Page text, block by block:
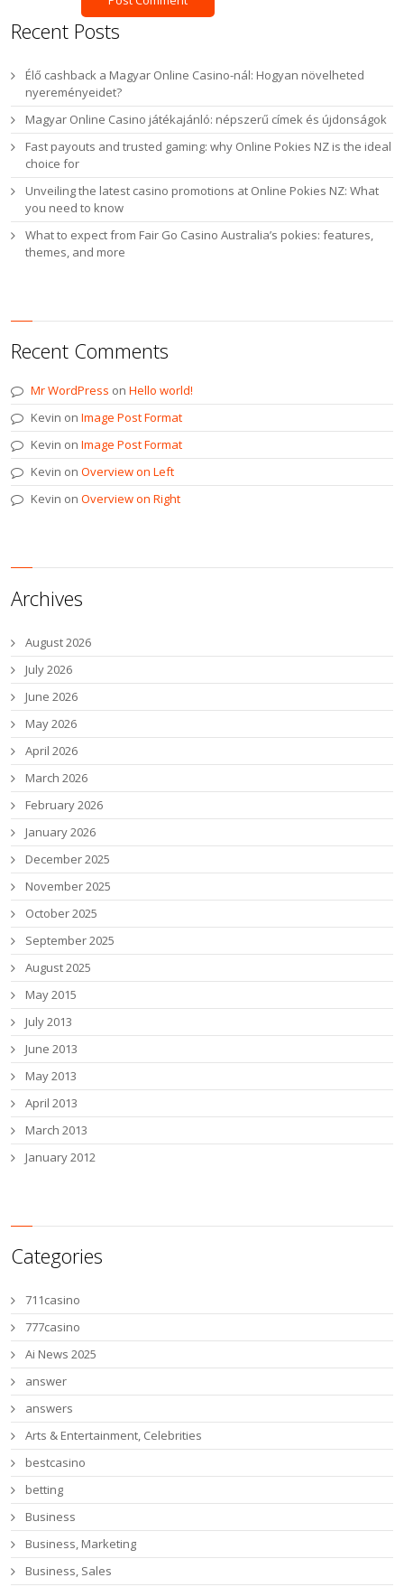
Recent Posts
Élő cashback a Magyar Online Casino-nál: Hogyan növelheted
nyereményeidet?
Magyar Online Casino játékajánló: népszerű címek és újdonságok
Fast payouts and trusted gaming: why Online Pokies NZ is the ideal
choice for
Unveiling the latest casino promotions at Online Pokies NZ: What
you need to know
What to expect from Fair Go Casino Australia’s pokies: features,
themes, and more
Recent Comments
Mr WordPress onHello world!
Kevin onImage Post Format
Kevin onImage Post Format
Kevin onOverview on Left
Kevin onOverview on Right
Archives
August 2026
July 2026
June 2026
May 2026
April 2026
March 2026
February 2026
January 2026
December 2025
November 2025
October 2025
September 2025
August 2025
May 2015
July 2013
June 2013
May 2013
April 2013
March 2013
January 2012
Categories
711casino
777casino
Ai News 2025
answer
answers
Arts & Entertainment, Celebrities
bestcasino
betting
Business
Business, Marketing
Business, Sales